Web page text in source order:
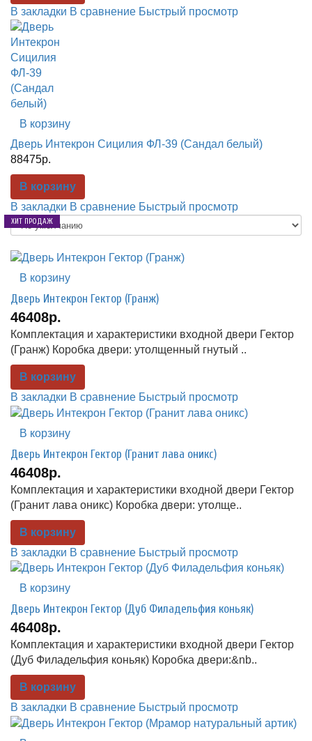
В закладки В сравнение Быстрый просмотр
В корзину
Дверь Интекрон Сицилия ФЛ-39 (Сандал белый)
88475р.
В корзину
В закладки В сравнение Быстрый просмотр
В корзину
Дверь Интекрон Гектор (Гранж)
46408р.
Комплектация и характеристики входной двери Гектор
(Гранж) Коробка двери: утолщенный гнутый ..
В корзину
В закладки В сравнение Быстрый просмотр
В корзину
Дверь Интекрон Гектор (Гранит лава оникс)
46408р.
Комплектация и характеристики входной двери Гектор
(Гранит лава оникс) Коробка двери: утолще..
В корзину
В закладки В сравнение Быстрый просмотр
В корзину
Дверь Интекрон Гектор (Дуб Филадельфия коньяк)
46408р.
Комплектация и характеристики входной двери Гектор
(Дуб Филадельфия коньяк) Коробка двери:&nb..
В корзину
В закладки В сравнение Быстрый просмотр
ХИТ ПРОДАЖ
ХИТ ПРОДАЖ
ХИТ ПРОДАЖ
ХИТ ПРОДАЖ
ХИТ ПРОДАЖ
ХИТ ПРОДАЖ
ХИТ ПРОДАЖ
ХИТ ПРОДАЖ
ХИТ ПРОДАЖ